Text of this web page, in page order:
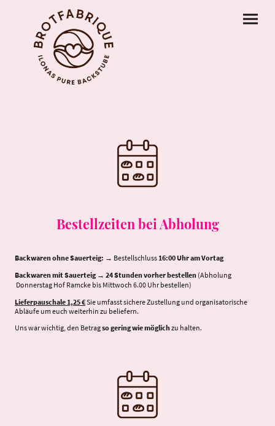
Bestellzeiten bei Abholung
Backwaren ohne Sauerteig: → Bestellschluss16:00 Uhr am Vortag
Backwaren mit Sauerteig→ 24 Stunden vorher bestellen (Abholung
Donnerstag Hof Ramcke bis Mittwoch 6.00 Uhr bestellen)
Lieferpauschale 1,25 €Sie umfasst sichere Zustellung und organisatorische
Abläufe um euch weiterhin zu beliefern.
Uns war wichtig, den Betragso gering wie möglichzu halten.